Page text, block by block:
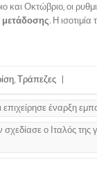
και Οκτώβριο, οι
μετάδοσης. Η ισοτιμία
,Τράπεζες |
έναρξη
ο Ιταλός